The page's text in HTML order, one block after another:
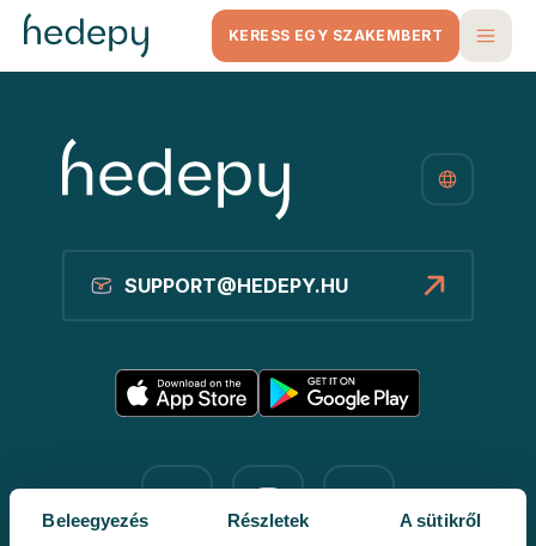
Beleegyezés Részletek A sütikről
KERESS EGY SZAKEMBERT
SUPPORT@HEDEPY.HU